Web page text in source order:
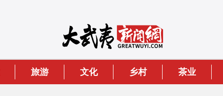
旅游 文化 乡村 茶业